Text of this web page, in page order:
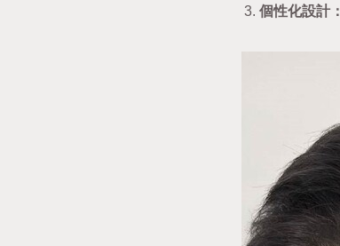
個性化設計：